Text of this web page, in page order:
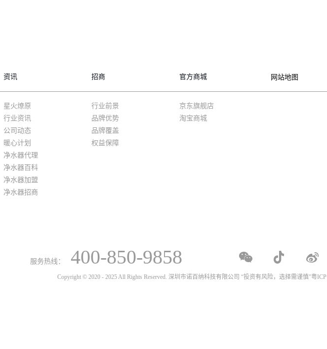
资讯 招商 官方商城 网站地图
星火燎原
行业资讯
公司动态
暖心计划
净水器代理
净水器百科
净水器加盟
净水器招商
行业前景
品牌优势
品牌覆盖
权益保障
京东旗舰店
淘宝商城
服务热线： 400-850-9858
粤
Copyright © 2020 - 2025 All Rights Reserved. 深圳市诺百纳科技有限公司 “投资有风险，选择需谨慎”